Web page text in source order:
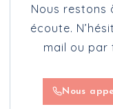
Nous
écoute.
mail ou par
Nous